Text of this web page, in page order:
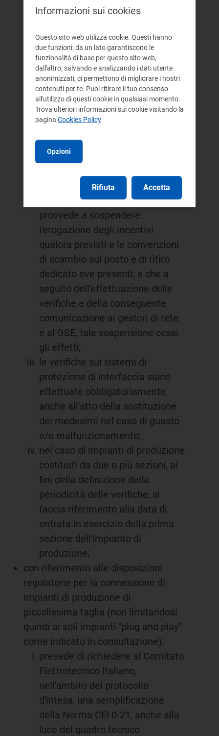
verifiche periodiche del sistema di
cassetta prova relè, prevedendo che:
i gestori di rete, nel corso del
primo mese successivo alla
scadenza, inviino un sollecito al
produttore, qualora la medesima
verifica non sia già stata
effettuata;
qualora i soggetti interessati non
effettuino le verifiche entro un
gestore di rete ne dia
comunicazione al GSE che
provvede a sospendere
l'erogazione degli incentivi
qualora previsti e le convenzioni
di scambio sul posto e di ritiro
dedicato ove presenti; e che a
seguito dell'effettuazione delle
verifiche e della conseguente
comunicazione ai gestori di rete
e al GSE, tale sospensione cessi
gli effetti;
le verifiche sui sistemi di
protezione di interfaccia siano
effettuate obbligatoriamente
anche all'atto della sostituzione
dei medesimi nel caso di guasto
e/o malfunzionamento;
nel caso di impianti di produzione
costituiti da due o più sezioni, ai
fini della definizione della
periodicità delle verifiche, si
faccia riferimento alla data di
entrata in esercizio della prima
sezione dell'impianto di
produzione;
con riferimento alle disposizioni
regolatorie per la connessione di
impianti di produzione di
piccolissima taglia (non limitandosi
quindi ai soli impianti "plug and play"
come indicato in consultazione):
prevede di richiedere al Comitato
Elettrotecnico Italiano,
nell'ambito del protocollo
d'intesa, una semplificazione
della Norma CEI 0-21, anche alla
luce del quadro tecnico
Informazioni sui cookies
Questo sito web utilizza cookie. Questi hanno
due funzioni: da un lato garantiscono le
funzionalità di base per questo sito web,
dall'altro, salvando e analizzando i dati utente
anonimizzati, ci permettono di migliorare i nostri
contenuti per te. Puoi ritirare il tuo consenso
all'utilizzo di questi cookie in qualsiasi momento.
Trova ulteriori informazioni sui cookie visitando la
pagina Cookies Policy
Opzioni
Rifiuta Accetta